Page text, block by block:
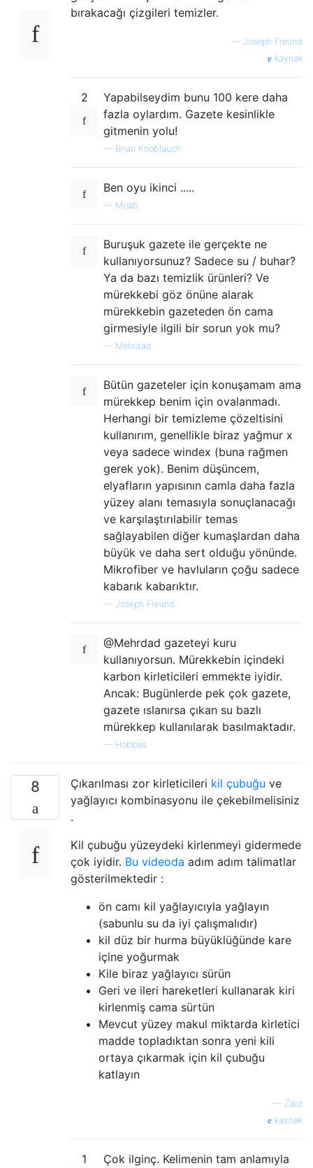
bırakacağı çizgileri temizler.
— Joseph Freund
kaynak
2
Yapabilseydim bunu 100 kere daha
fazla oylardım. Gazete kesinlikle
gitmenin yolu!
— Brian Knoblauch
Ben oyu ikinci .....
— Moab
Buruşuk gazete ile gerçekte ne
kullanıyorsunuz? Sadece su / buhar?
Ya da bazı temizlik ürünleri? Ve
mürekkebi göz önüne alarak
mürekkebin gazeteden ön cama
girmesiyle ilgili bir sorun yok mu?
— Mehrdad
Bütün gazeteler için konuşamam ama
mürekkep benim için ovalanmadı.
Herhangi bir temizleme çözeltisini
kullanırım, genellikle biraz yağmur x
veya sadece windex (buna rağmen
gerek yok). Benim düşüncem,
elyafların yapısının camla daha fazla
yüzey alanı temasıyla sonuçlanacağı
ve karşılaştırılabilir temas
sağlayabilen diğer kumaşlardan daha
büyük ve daha sert olduğu yönünde.
Mikrofiber ve havluların çoğu sadece
kabarık kabarıktır.
— Joseph Freund
@Mehrdad gazeteyi kuru
kullanıyorsun. Mürekkebin içindeki
karbon kirleticileri emmekte iyidir.
Ancak: Bugünlerde pek çok gazete,
gazete ıslanırsa çıkan su bazlı
mürekkep kullanılarak basılmaktadır.
— Hobbes
8 Çıkarılması zor kirleticileri kil çubuğu ve
yağlayıcı kombinasyonu ile çekebilmelisiniz
.
Kil çubuğu yüzeydeki kirlenmeyi gidermede
çok iyidir. Bu videoda adım adım talimatlar
gösterilmektedir :
ön camı kil yağlayıcıyla yağlayın
(sabunlu su da iyi çalışmalıdır)
kil düz bir hurma büyüklüğünde kare
içine yoğurmak
Kile biraz yağlayıcı sürün
Geri ve ileri hareketleri kullanarak kiri
kirlenmiş cama sürtün
Mevcut yüzey makul miktarda kirletici
madde topladıktan sonra yeni kili
ortaya çıkarmak için kil çubuğu
katlayın
— Zaid
kaynak
1
Çok ilginç. Kelimenin tam anlamıyla